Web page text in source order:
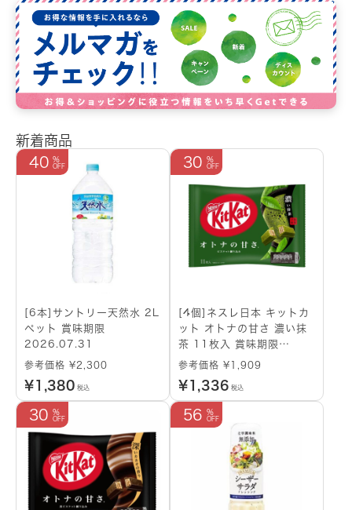
新着商品
40
[6本]サントリー天然水 2L
ペット 賞味期限
2026.07.31
参考価格 ¥2,300
¥1,380 税込
30
[4個]ネスレ日本 キットカ
ット オトナの甘さ 濃い抹
茶 11枚入 賞味期限
2025.08.31
参考価格 ¥1,909
¥1,336 税込
30 56